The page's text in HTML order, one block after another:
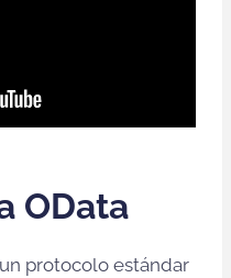
OData
protocolo estándar